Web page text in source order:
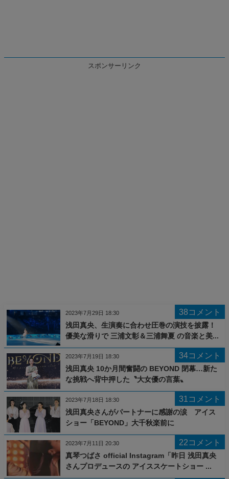
スポンサーリンク
38コメント
浅田真央、生演奏に合わせ圧巻の演技を披露！
優美な滑りで 三浦文彰＆三浦舞夏 の音楽と美...
2023年7月29日 18:30
34コメント
浅田真央 10か月間奮闘の BEYOND 閉幕…新た
な挑戦へ背中押した〝大女優の言葉〟
2023年7月19日 18:30
31コメント
浅田真央さんがパートナーに感謝の涙 アイス
ショー「BEYOND」大千秋楽前に
2023年7月18日 18:30
22コメント
真琴つばさ official Instagram「昨日 浅田真央
さんプロデュースの アイススケートショー ...
2023年7月11日 20:30